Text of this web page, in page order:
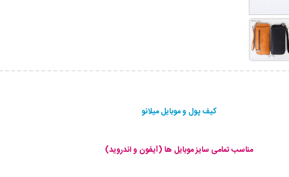
کیف پول و موبایل میلانو
مناسب تمامی سایز موبایل ها (آیفون و اندروید)